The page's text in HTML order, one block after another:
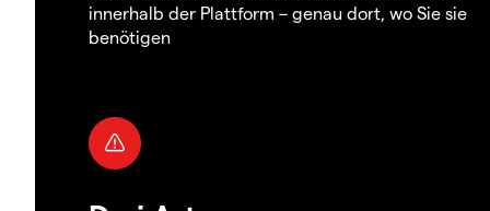
innerhalb der Plattform – genau dort, wo Sie sie
benötigen